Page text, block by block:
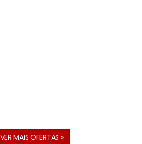
VER MAIS OFERTAS »